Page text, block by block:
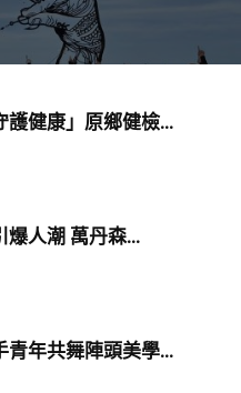
護健康」原鄉健檢...
爆人潮 萬丹森...
青年共舞陣頭美學...